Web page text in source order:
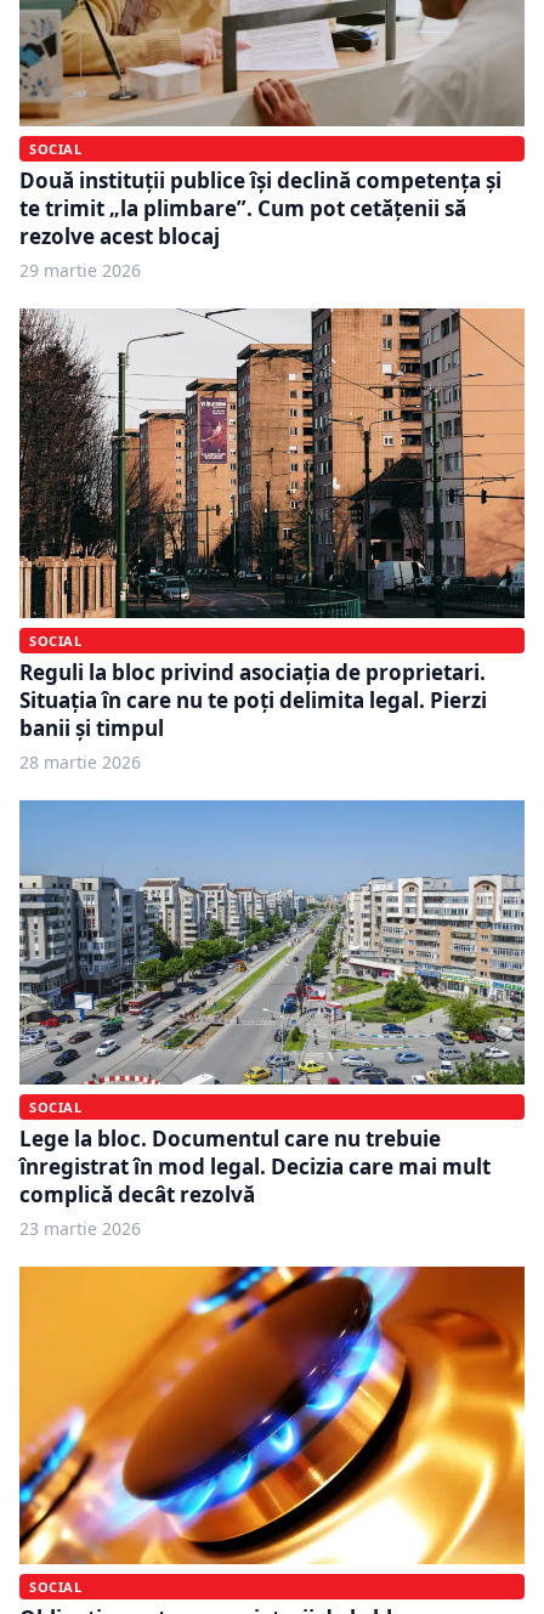
SOCIAL
Două instituții publice își declină competența și
te trimit „la plimbare”. Cum pot cetățenii să
rezolve acest blocaj
29 martie 2026
SOCIAL
Reguli la bloc privind asociația de proprietari.
Situația în care nu te poți delimita legal. Pierzi
banii și timpul
28 martie 2026
SOCIAL
Lege la bloc. Documentul care nu trebuie
înregistrat în mod legal. Decizia care mai mult
complică decât rezolvă
23 martie 2026
SOCIAL